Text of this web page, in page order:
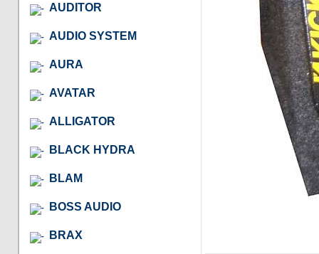
AUDITOR
AUDIO SYSTEM
AURA
AVATAR
ALLIGATOR
BLACK HYDRA
BLAM
BOSS AUDIO
BRAX